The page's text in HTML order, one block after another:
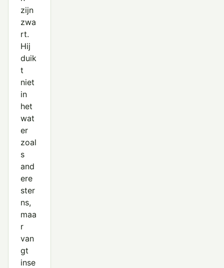
zijn
zwa
rt.
Hij
duik
t
niet
in
het
wat
er
zoal
s
and
ere
ster
ns,
maa
r
van
gt
inse